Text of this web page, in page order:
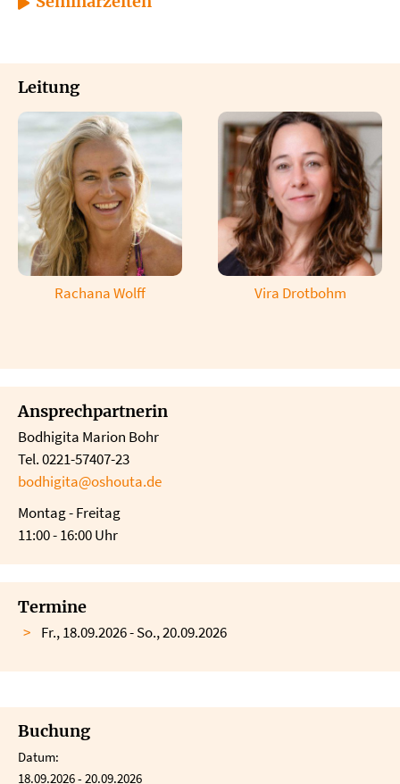
Leitung
Rachana Wolff Vira Drotbohm
Ansprechpartnerin
Bodhigita Marion Bohr
Tel. 0221-57407-23
bodhigita@oshouta.de
Montag - Freitag
11:00 - 16:00 Uhr
Termine
Fr., 18.09.2026 - So., 20.09.2026
Buchung
Datum:
18.09.2026 - 20.09.2026